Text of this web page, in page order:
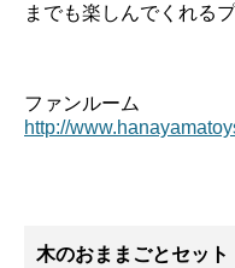
までも楽しんでくれる
ファンルーム
http://
木のおままごとセット